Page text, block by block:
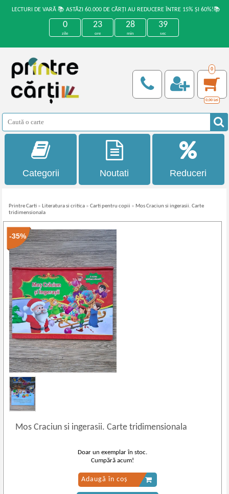
LECTURI DE VARĂ 📚 ASTĂZI 60.000 DE CĂRȚI AU REDUCERE ÎNTRE 15% ȘI 60%!📚
0
zile
23
ore
28
min
39
sec
0
0,00 Lei
Categorii Noutati Reduceri
Printre Carti » Literatura si critica »Carti pentru copii » Mos Craciun si ingerasii. Carte
tridimensionala
-35%
Mos Craciun si ingerasii. Carte tridimensionala
Doar un exemplar în stoc.
Cumpără acum!
Adaugă în coș